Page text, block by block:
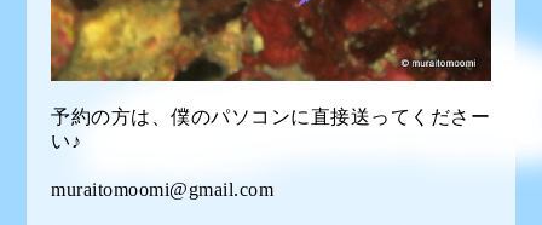
予約の方は、僕のパソコンに直接送ってくださー
い♪
muraitomoomi@gmail.com